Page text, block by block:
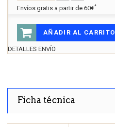
Envíos gratis a partir de 60€*
AÑADIR AL CARRITO
DETALLES ENVÍO
Ficha técnica